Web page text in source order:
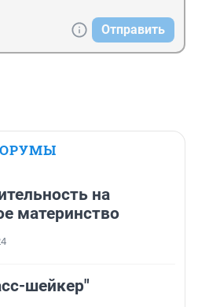
Отправить
на
материнство
шейкер"